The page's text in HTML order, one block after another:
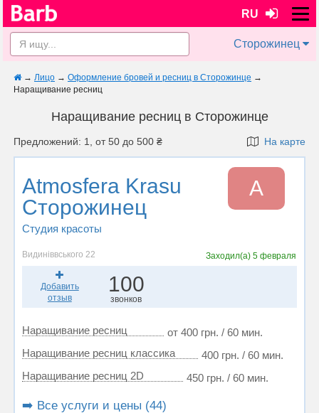
RU
Сторожинец
→ Лицо → Оформление бровей и ресниц в Сторожинце →
Наращивание ресниц
Наращивание ресниц в Сторожинце
Предложений: 1, от 50 до 500 ₴ На карте
Atmosfera Krasu
Сторожинец
Студия красоты
A
Видиніввського 22 Заходил(а)5 февраля
Добавить
отзыв
100
звонков
Наращивание ресниц
от 400 грн. / 60 мин.
Наращивание ресниц классика
400 грн. / 60 мин.
Наращивание ресниц 2D
450 грн. / 60 мин.
➡️ Все услуги и цены (44)